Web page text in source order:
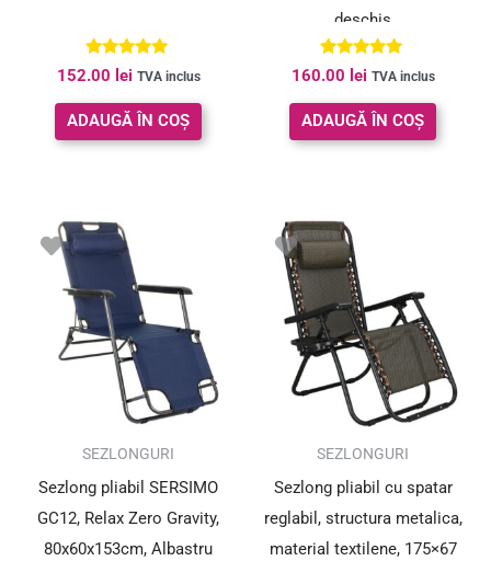
Evaluat la
5.00
din 5
152.00 lei TVA inclus
ADAUGĂ ÎN COȘ
deschis
Evaluat la
5.00
din 5
160.00 lei TVA inclus
ADAUGĂ ÎN COȘ
SEZLONGURI
Sezlong pliabil SERSIMO
GC12, Relax Zero Gravity,
80x60x153cm, Albastru
SEZLONGURI
Sezlong pliabil cu spatar
reglabil, structura metalica,
material textilene, 175×67